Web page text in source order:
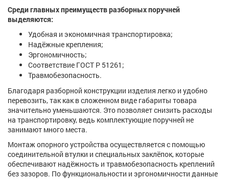
Среди главных преимуществ разборных поручней
выделяются:
Удобная и экономичная транспортировка;
Надёжные крепления;
Эргономичность;
Соответствие ГОСТ Р 51261;
Травмобезопасность.
Благодаря разборной конструкции изделия легко и удобно
перевозить, так как в сложенном виде габариты товара
значительно уменьшаются. Это позволяет снизить расходы
на транспортировку, ведь комплектующие поручней не
занимают много места.
Монтаж опорного устройства осуществляется с помощью
соединительной втулки и специальных заклёпок, которые
обеспечивают надёжность и травмобезопасность креплений
без зазоров. По функциональности и эргономичности данные